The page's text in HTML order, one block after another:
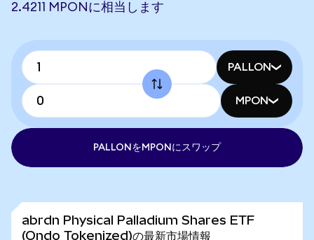
2.4211 MPONに相当します
PALLON
MPON
PALLONをMPONにスワップ
abrdn Physical Palladium Shares ETF
(Ondo Tokenized)の最新市場情報